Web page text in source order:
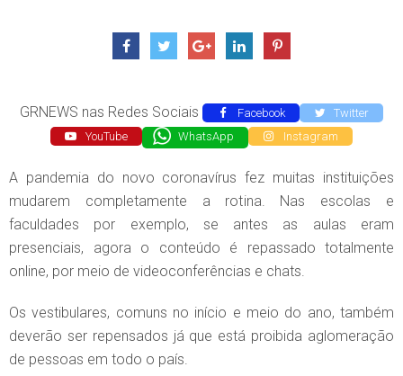
GRNEWS nas Redes Sociais Facebook
Twitter
YouTube
WhatsApp Instagram
A pandemia do novo coronavírus fez muitas instituições
mudarem completamente a rotina. Nas escolas e
faculdades por exemplo, se antes as aulas eram
presenciais, agora o conteúdo é repassado totalmente
online, por meio de videoconferências e chats.
Os vestibulares, comuns no início e meio do ano, também
deverão ser repensados já que está proibida aglomeração
de pessoas em todo o país.